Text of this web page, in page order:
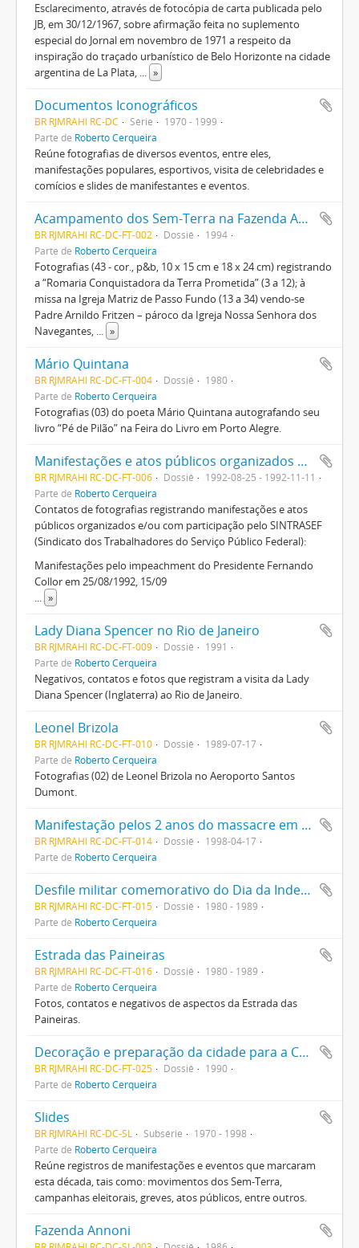
Esclarecimento, através de fotocópia de carta publicada pelo
JB, em 30/12/1967, sobre afirmação feita no suplemento
especial do Jornal em novembro de 1971 a respeito da
inspiração do traçado urbanístico de Belo Horizonte na cidade
argentina de La Plata, ... »
Documentos Iconográficos
BR RJMRAHI RC-DC Série
1970 - 1999
Parte de Roberto Cerqueira
Reúne fotografias de diversos eventos, entre eles,
manifestações populares, esportivos, visita de celebridades e
comícios e slides de manifestantes e eventos.
Acampamento dos Sem-Terra na Fazenda Annoni, RS
BR RJMRAHI RC-DC-FT-002 Dossiê
1994
Parte de Roberto Cerqueira
Fotografias (43 - cor., p&b, 10 x 15 cm e 18 x 24 cm) registrando
a “Romaria Conquistadora da Terra Prometida” (3 a 12); à
missa na Igreja Matriz de Passo Fundo (13 a 34) vendo-se
Padre Arnildo Fritzen – pároco da Igreja Nossa Senhora dos
Navegantes, ... »
Mário Quintana
BR RJMRAHI RC-DC-FT-004 Dossiê
1980
Parte de Roberto Cerqueira
Fotografias (03) do poeta Mário Quintana autografando seu
livro “Pé de Pilão” na Feira do Livro em Porto Alegre.
Manifestações e atos públicos organizados e/ou com participação pelo SINTRASEF
BR RJMRAHI RC-DC-FT-006 Dossiê
1992-08-25 - 1992-11-11
Parte de Roberto Cerqueira
Contatos de fotografias registrando manifestações e atos
públicos organizados e/ou com participação pelo SINTRASEF
(Sindicato dos Trabalhadores do Serviço Público Federal):
Manifestações pelo impeachment do Presidente Fernando
Collor em 25/08/1992, 15/09
... »
Lady Diana Spencer no Rio de Janeiro
BR RJMRAHI RC-DC-FT-009 Dossiê
1991
Parte de Roberto Cerqueira
Negativos, contatos e fotos que registram a visita da Lady
Diana Spencer (Inglaterra) ao Rio de Janeiro.
Leonel Brizola
BR RJMRAHI RC-DC-FT-010 Dossiê
1989-07-17
Parte de Roberto Cerqueira
Fotografias (02) de Leonel Brizola no Aeroporto Santos
Dumont.
Manifestação pelos 2 anos do massacre em Eldorado dos Carajás, PA
BR RJMRAHI RC-DC-FT-014 Dossiê
1998-04-17
Parte de Roberto Cerqueira
Desfile militar comemorativo do Dia da Independência
BR RJMRAHI RC-DC-FT-015 Dossiê
1980 - 1989
Parte de Roberto Cerqueira
Estrada das Paineiras
BR RJMRAHI RC-DC-FT-016 Dossiê
1980 - 1989
Parte de Roberto Cerqueira
Fotos, contatos e negativos de aspectos da Estrada das
Paineiras.
Decoração e preparação da cidade para a Copa do Mundo de Futebol
BR RJMRAHI RC-DC-FT-025 Dossiê
1990
Parte de Roberto Cerqueira
Slides
BR RJMRAHI RC-DC-SL Subsérie
1970 - 1998
Parte de Roberto Cerqueira
Reúne registros de manifestações e eventos que marcaram
esta década, tais como: movimentos dos Sem-Terra,
campanhas eleitorais, greves, atos públicos, entre outros.
Fazenda Annoni